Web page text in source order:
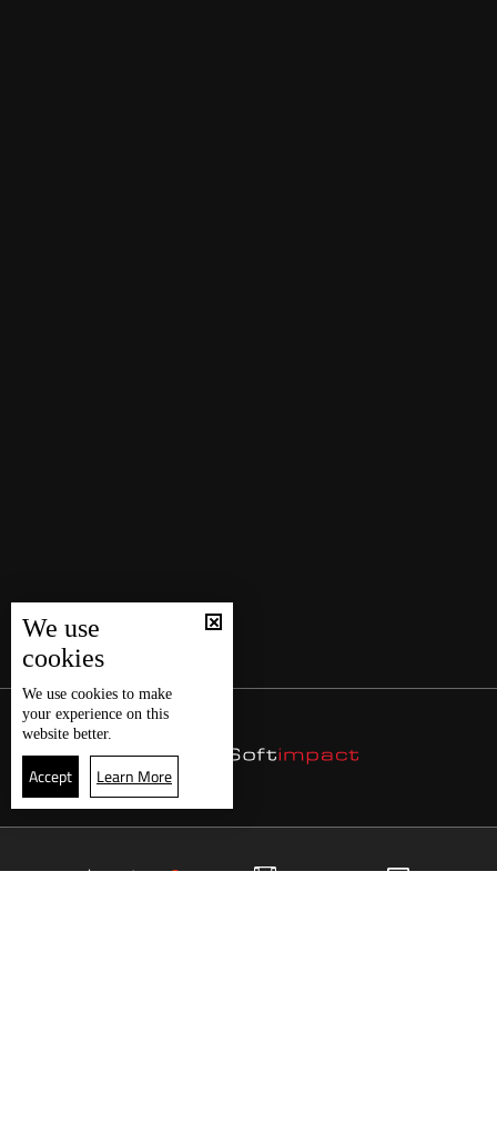
11
We use
cookies
We use cookies to make
your experience on this
website better.
Accept Learn More
موقع البرامج الجدول البث المباشر